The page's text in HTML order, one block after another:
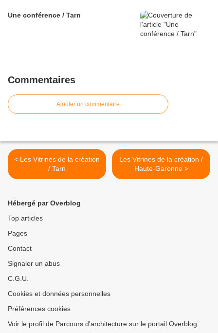
Une conférence / Tarn
Commentaires
Ajouter un commentaire
< Les Vitrines de la création
/ Tarn
Les Vitrines de la création /
Haute-Garonne >
Hébergé par Overblog
Top articles
Pages
Contact
Signaler un abus
C.G.U.
Cookies et données personnelles
Préférences cookies
Voir le profil de Parcours d'architecture sur le portail Overblog